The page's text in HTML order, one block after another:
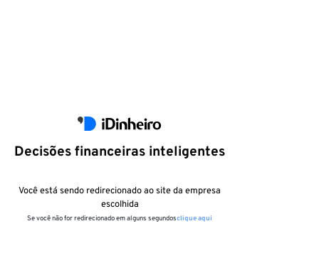
Decisões financeiras inteligentes
Você está sendo redirecionado ao site da empresa
escolhida
Se você não for redirecionado em alguns segundosclique aqui